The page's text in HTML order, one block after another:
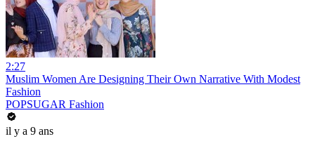
2:27
Muslim Women Are Designing Their Own Narrative With Modest
Fashion
POPSUGAR Fashion
il y a 9 ans